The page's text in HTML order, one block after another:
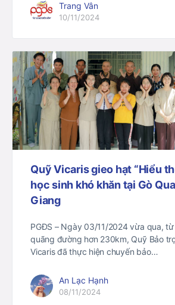
Trang Vân
10/11/2024
Quỹ Vicaris gieo hạt “Hiểu
học sinh khó khăn tại Gò
Giang
PGĐS – Ngày 03/11/2024 vừa qua,
quãng đường hơn 230km, Quỹ Bảo
Vicaris đã thực hiện chuyến bảo…
An Lạc Hạnh
08/11/2024